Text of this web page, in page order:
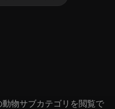
物サブカテゴリを閲覧で